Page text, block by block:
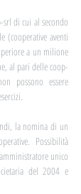
srl di cui al secondo
(cooperative aventi
a un milione
al pari delle coop-
possono essere
la nomina di un
Possibilità
unico
del 2004 e